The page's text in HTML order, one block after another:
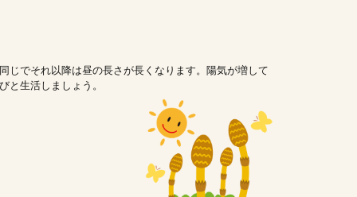
じでそれ以降は昼の長さが長くなります。陽気が増して
生活しましょう。